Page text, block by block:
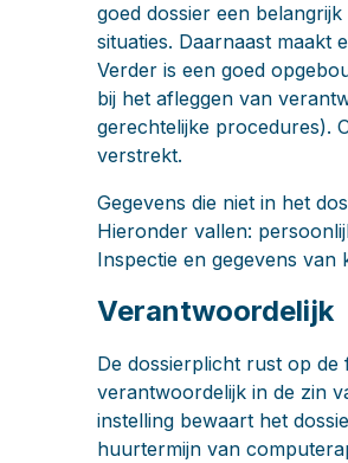
goed dossier een
situaties. Daarnaast maakt
Verder is een goed
bij het afleggen van
gerechtelijke procedures).
verstrekt.
Gegevens die niet in het
Hieronder vallen:
Inspectie en gegevens van
Verantwoordelijk
De dossierplicht rust op
verantwoordelijk in de zin
instelling bewaart het
huurtermijn van